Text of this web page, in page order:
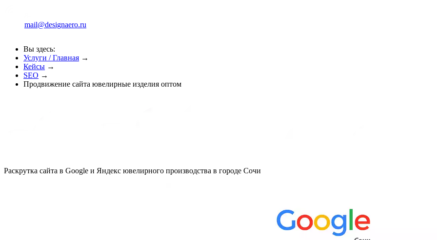
mail@designaero.ru
Вы здесь:
Услуги / Главная →
Кейсы →
SEO →
Продвижение сайта ювелирные изделия оптом
Раскрутка сайта в Google и Яндекс ювелирного производства в городе Сочи